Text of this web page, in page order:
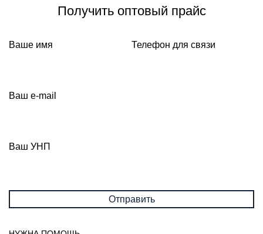
Получить оптовый прайс
Ваше имя Телефон для связи
Ваш e-mail
Ваш УНП